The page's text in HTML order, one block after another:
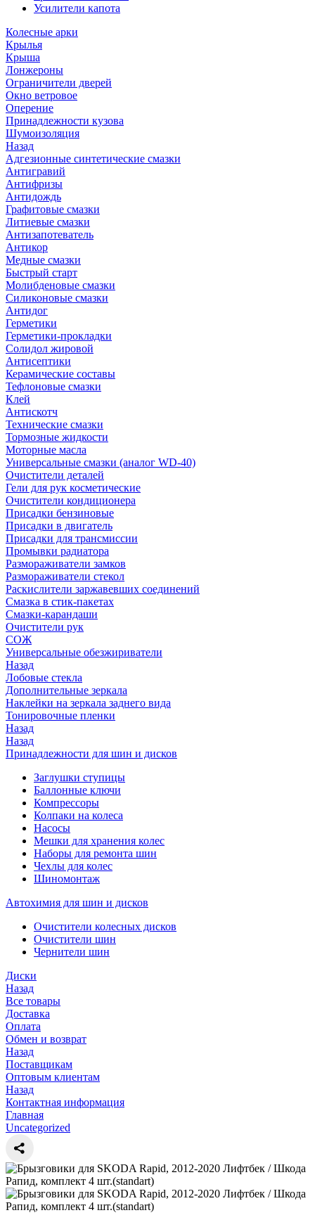
Усилители капота
Колесные арки
Крылья
Крыша
Лонжероны
Ограничители дверей
Окно ветровое
Оперение
Принадлежности кузова
Шумоизоляция
Назад
Адгезионные синтетические смазки
Антигравий
Антифризы
Антидождь
Графитовые смазки
Литиевые смазки
Антизапотеватель
Антикор
Медные смазки
Быстрый старт
Молибденовые смазки
Силиконовые смазки
Антидог
Герметики
Герметики-прокладки
Солидол жировой
Антисептики
Керамические составы
Тефлоновые смазки
Клей
Антискотч
Технические смазки
Тормозные жидкости
Моторные масла
Универсальные смазки (аналог WD-40)
Очистители деталей
Гели для рук косметические
Очистители кондиционера
Присадки бензиновые
Присадки в двигатель
Присадки для трансмиссии
Промывки радиатора
Размораживатели замков
Размораживатели стекол
Раскислители заржавевших соединений
Смазка в стик-пакетах
Смазки-карандаши
Очистители рук
СОЖ
Универсальные обезжириватели
Назад
Лобовые стекла
Дополнительные зеркала
Наклейки на зеркала заднего вида
Тонировочные пленки
Назад
Назад
Принадлежности для шин и дисков
Заглушки ступицы
Баллонные ключи
Компрессоры
Колпаки на колеса
Насосы
Мешки для хранения колес
Наборы для ремонта шин
Чехлы для колес
Шиномонтаж
Автохимия для шин и дисков
Очистители колесных дисков
Очистители шин
Чернители шин
Диски
Назад
Все товары
Доставка
Оплата
Обмен и возврат
Назад
Поставщикам
Оптовым клиентам
Назад
Контактная информация
Главная
Uncategorized